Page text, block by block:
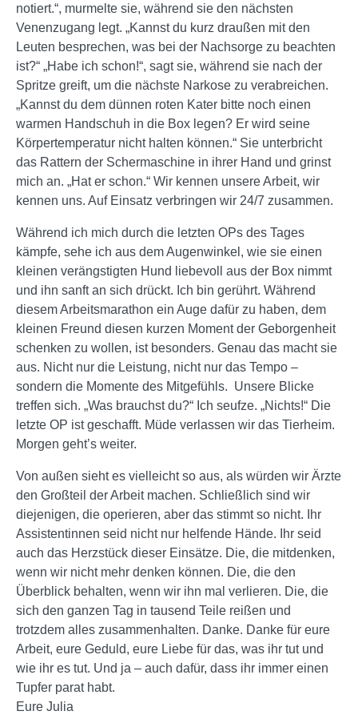
notiert.“, murmelte sie, während sie den nächsten
Venenzugang legt. „Kannst du kurz draußen mit den
Leuten besprechen, was bei der Nachsorge zu beachten
ist?“ „Habe ich schon!“, sagt sie, während sie nach der
Spritze greift, um die nächste Narkose zu verabreichen.
„Kannst du dem dünnen roten Kater bitte noch einen
warmen Handschuh in die Box legen? Er wird seine
Körpertemperatur nicht halten können.“ Sie unterbricht
das Rattern der Schermaschine in ihrer Hand und grinst
mich an. „Hat er schon.“ Wir kennen unsere Arbeit, wir
kennen uns. Auf Einsatz verbringen wir 24/7 zusammen.
Während ich mich durch die letzten OPs des Tages
kämpfe, sehe ich aus dem Augenwinkel, wie sie einen
kleinen verängstigten Hund liebevoll aus der Box nimmt
und ihn sanft an sich drückt. Ich bin gerührt. Während
diesem Arbeitsmarathon ein Auge dafür zu haben, dem
kleinen Freund diesen kurzen Moment der Geborgenheit
schenken zu wollen, ist besonders. Genau das macht sie
aus. Nicht nur die Leistung, nicht nur das Tempo –
sondern die Momente des Mitgefühls. Unsere Blicke
treffen sich. „Was brauchst du?“ Ich seufze. „Nichts!“ Die
letzte OP ist geschafft. Müde verlassen wir das Tierheim.
Morgen geht’s weiter.
Von außen sieht es vielleicht so aus, als würden wir Ärzte
den Großteil der Arbeit machen. Schließlich sind wir
diejenigen, die operieren, aber das stimmt so nicht. Ihr
Assistentinnen seid nicht nur helfende Hände. Ihr seid
auch das Herzstück dieser Einsätze. Die, die mitdenken,
wenn wir nicht mehr denken können. Die, die den
Überblick behalten, wenn wir ihn mal verlieren. Die, die
sich den ganzen Tag in tausend Teile reißen und
trotzdem alles zusammenhalten. Danke. Danke für eure
Arbeit, eure Geduld, eure Liebe für das, was ihr tut und
wie ihr es tut. Und ja – auch dafür, dass ihr immer einen
Tupfer parat habt.
Eure Julia